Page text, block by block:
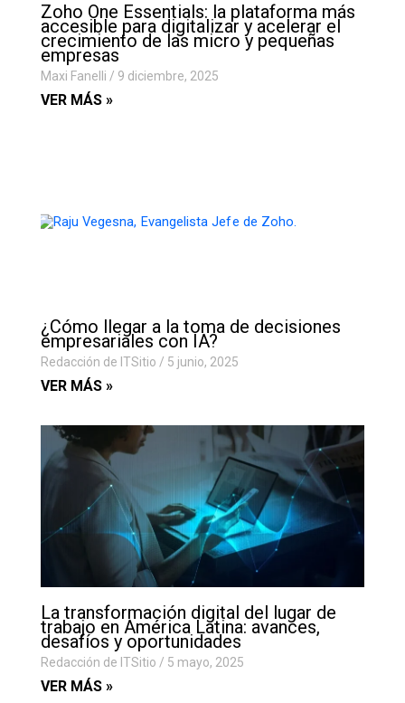
Zoho One Essentials: la plataforma más
accesible para digitalizar y acelerar el
crecimiento de las micro y pequeñas
empresas
Maxi Fanelli 9 diciembre, 2025
VER MÁS »
¿Cómo llegar a la toma de decisiones
empresariales con IA?
Redacción de ITSitio 5 junio, 2025
VER MÁS »
La transformación digital del lugar de
trabajo en América Latina: avances,
desafíos y oportunidades
Redacción de ITSitio 5 mayo, 2025
VER MÁS »